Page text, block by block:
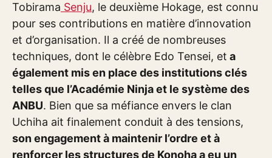
Tobirama Senju, le deuxième Hokage, est connu
pour ses contributions en matière d’innovation
et d’organisation. Il a créé de nombreuses
techniques, dont le célèbre Edo Tensei, et a
également mis en place des institutions clés
telles que l’Académie Ninja et le système des
ANBU. Bien que sa méfiance envers le clan
Uchiha ait finalement conduit à des tensions,
son engagement à maintenir l’ordre et à
renforcer les structures de Konoha a eu un